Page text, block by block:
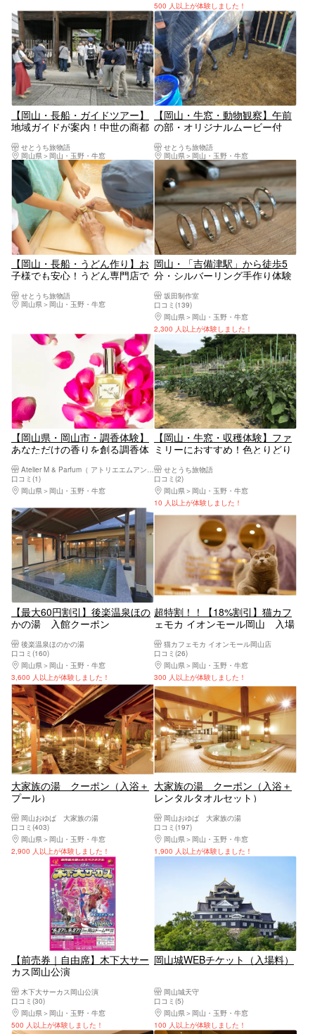
500 人以上が体験しました！
【岡山・長船・ガイドツアー】
地域ガイドが案内！中世の商都
イドツアー
せとうち旅物語
岡山県
岡山・玉野・牛窓
【岡山・牛窓・動物観察】午前
の部・オリジナルムービー付
い体験（馬舎清掃体験等1時間
半フルプラン）
せとうち旅物語
岡山県
岡山・玉野・牛窓
【岡山・長船・うどん作り】お
子様でも安心！うどん専門店で
ほのか小麦の石臼挽き体験
せとうち旅物語
岡山県
岡山・玉野・牛窓
岡山・「吉備津駅」から徒歩5
分・シルバーリング手作り体験
坂田制作室
口コミ(139)
岡山県
岡山・玉野・牛窓
2,300 人以上が体験しました！
【岡山県・岡山市・調香体験】
あなただけの香りを創る調香体
15ml
Atelier M & Parfum（ アトリエエムアンドパルファン）
口コミ(1)
岡山県
岡山・玉野・牛窓
【岡山・牛窓・収穫体験】ファ
ミリーにおすすめ！色とりどり
牛窓の実りをお裾分け♪
せとうち旅物語
口コミ(2)
岡山県
岡山・玉野・牛窓
10 人以上が体験しました！
【最大60円割引】後楽温泉ほの
かの湯 入館クーポン
後楽温泉ほのかの湯
口コミ(160)
岡山県
岡山・玉野・牛窓
3,600 人以上が体験しました！
超特割！！【18%割引】猫カフ
ェモカ イオンモール岡山 入場
ゃん用おやつ）
猫カフェモカ イオンモール岡山店
口コミ(26)
岡山県
岡山・玉野・牛窓
300 人以上が体験しました！
大家族の湯 クーポン（入浴＋
プール）
岡山おゆば 大家族の湯
口コミ(403)
岡山県
岡山・玉野・牛窓
2,900 人以上が体験しました！
大家族の湯 クーポン（入浴＋
レンタルタオルセット）
岡山おゆば 大家族の湯
口コミ(197)
岡山県
岡山・玉野・牛窓
1,900 人以上が体験しました！
【前売券｜自由席】木下大サー
カス岡山公演
木下大サーカス岡山公演
口コミ(30)
岡山県
岡山・玉野・牛窓
500 人以上が体験しました！
岡山城WEBチケット（入場料）
岡山城天守
口コミ(5)
岡山県
岡山・玉野・牛窓
100 人以上が体験しました！